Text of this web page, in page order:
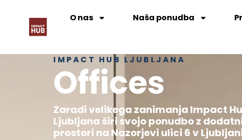
O nas Naša ponudba
IMPACT HUB LJUBLJANA
Offices
Zaradi velikega zanimanja Impact
Ljubljana širi svojo ponudbo z
prostori na Nazorjevi ulici 6 v